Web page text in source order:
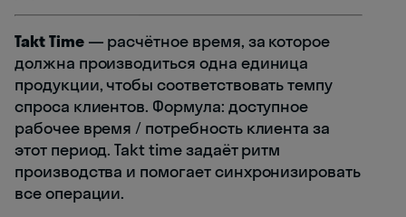
Takt Time— расчётное время, за которое
должна производиться одна единица
продукции, чтобы соответствовать темпу
спроса клиентов. Формула: доступное
рабочее время / потребность клиента за
этот период. Takt time задаёт ритм
производства и помогает синхронизировать
все операции.